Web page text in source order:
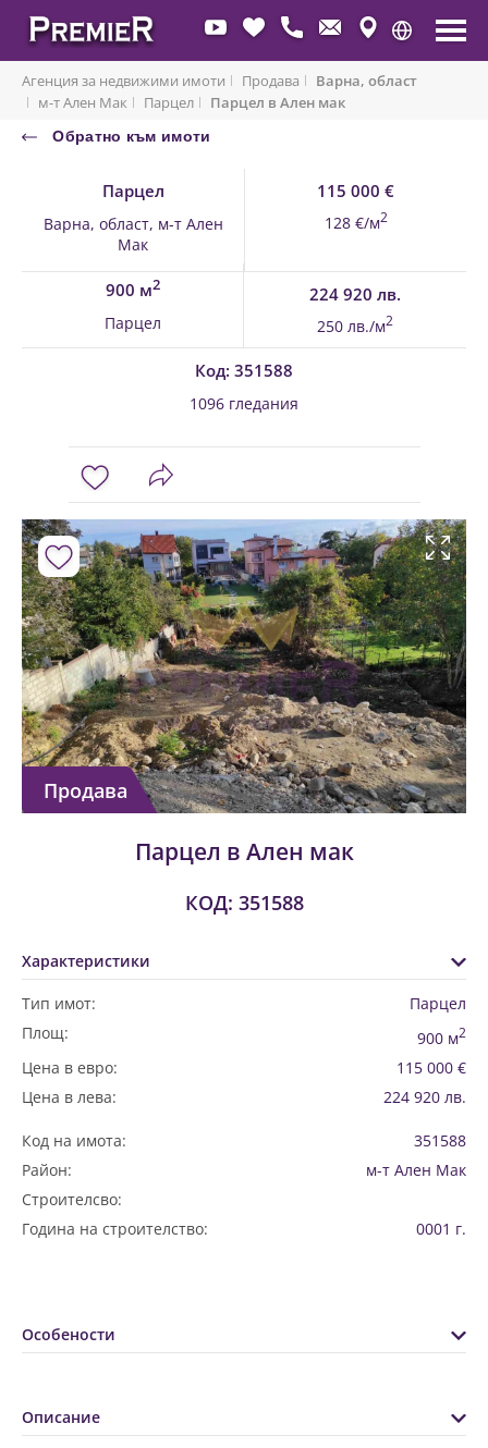
Агенция за недвижими имоти Продава
Варна, област
м-т Ален Мак
Парцел Парцел в Ален мак
Обратно към имоти
Парцел
Варна, област, м-т Ален
Мак
115 000 €
128 €/м2
224 920 лв.
250 лв./м2
900 м2
Парцел
Код: 351588
1096 гледания
Продава
Парцел в Ален мак
КОД: 351588
Характеристики
Тип имот:
Парцел
Площ:
900 м2
Цена в евро:
115 000 €
Цена в лева:
224 920 лв.
Код на имота:
351588
Район:
м-т Ален Мак
Строителсво:
Година на строителство:
0001 г.
Особености
Описание